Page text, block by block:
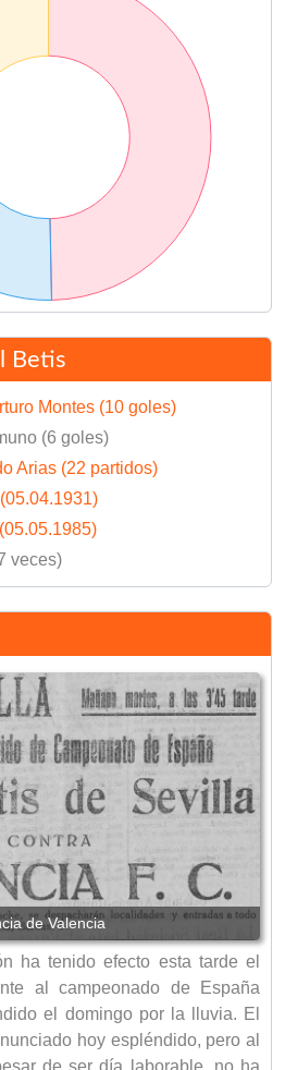
Betis
Montes (10 goles)
(6 goles)
Arias (22 partidos)
veces)
ha tenido efecto esta tarde el
al campeonado de España
el domingo por la lluvia. El
hoy espléndido, pero al